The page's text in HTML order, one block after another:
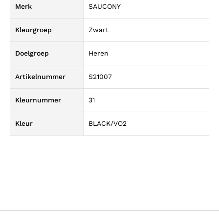
Merk SAUCONY
Kleurgroep Zwart
Doelgroep Heren
Artikelnummer S21007
Kleurnummer 31
Kleur BLACK/VO2